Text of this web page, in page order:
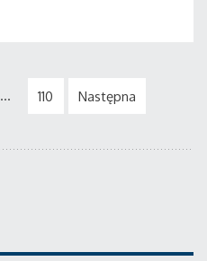
... 110 Następna